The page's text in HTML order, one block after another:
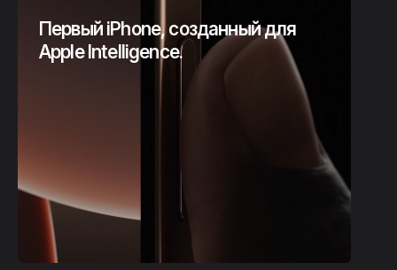
Первый iPhone, созданный для
Apple Intelligence.